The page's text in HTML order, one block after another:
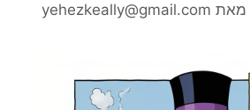
מאת yehezkeally@gmail.com